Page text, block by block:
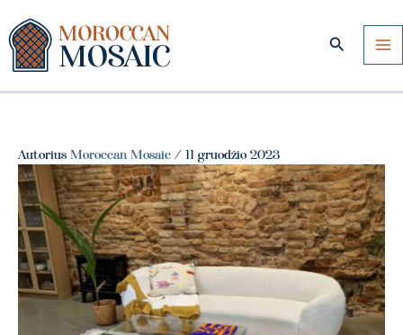
prie
turinio
Paieška
Autorius Moroccan Mosaic / 11 gruodžio 2023